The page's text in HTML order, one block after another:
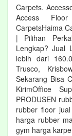
Carpets.
Access Floor
CarpetsHaima
| Pilihan
Lengkap? Jual
lebih dari
Trusco,
Sekarang Bisa
KirimOffice
PRODUSEN
rubber floor
harga rubber
gym harga